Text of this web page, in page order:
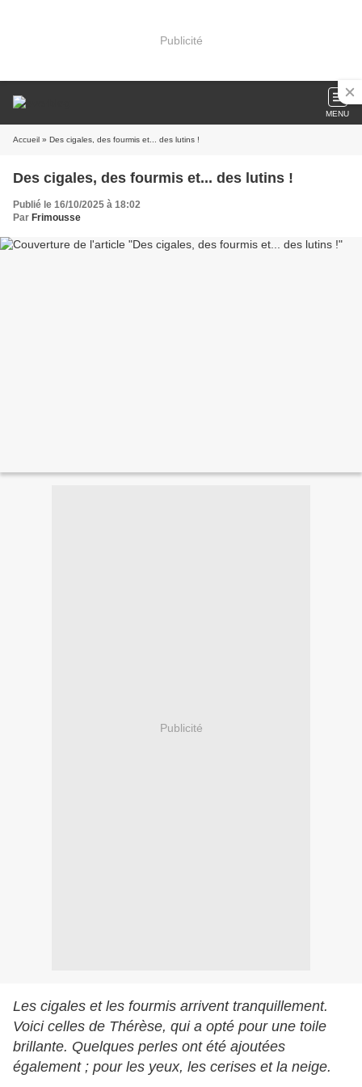
Publicité
MENU
Accueil » Des cigales, des fourmis et... des lutins !
Des cigales, des fourmis et... des lutins !
Publié le 16/10/2025 à 18:02
Par Frimousse
Publicité
Les cigales et les fourmis arrivent tranquillement.
Voici celles de Thérèse, qui a opté pour une toile
brillante. Quelques perles ont été ajoutées
également ; pour les yeux, les cerises et la neige.